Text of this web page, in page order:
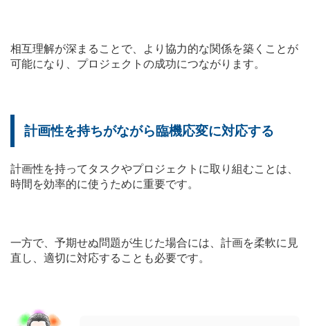
相互理解が深まることで、より協力的な関係を築くことが
可能になり、プロジェクトの成功につながります。
計画性を持ちがながら臨機応変に対応する
計画性を持ってタスクやプロジェクトに取り組むことは、
時間を効率的に使うために重要です。
一方で、予期せぬ問題が生じた場合には、計画を柔軟に見
直し、適切に対応することも必要です。